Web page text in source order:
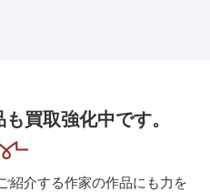
買取強化中です。
紹介する作家の作品にも力を